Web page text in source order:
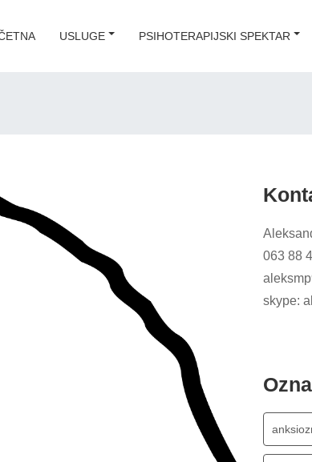
USLUGE PSIHOTERAPIJSKI SPEKTAR
063 88
skype: